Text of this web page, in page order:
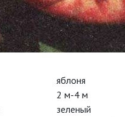
яблоня
2 м-4 м
зеленый